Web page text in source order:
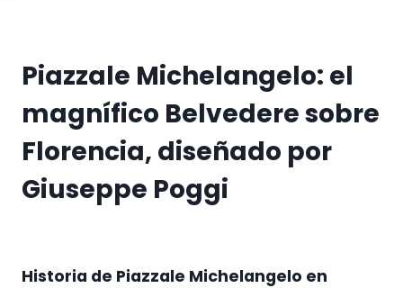
Piazzale Michelangelo: el
magnífico Belvedere sobre
Florencia, diseñado por
Giuseppe Poggi
Historia de Piazzale Michelangelo en